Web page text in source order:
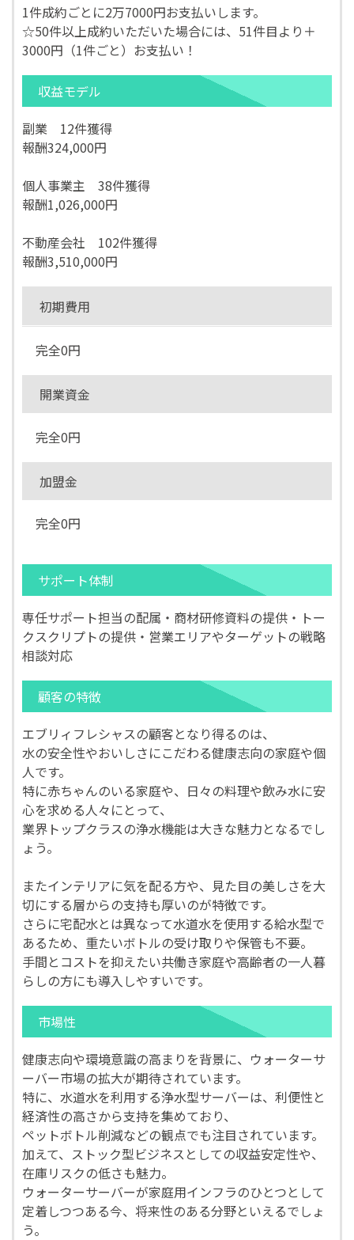
1件成約ごとに2万7000円お支払いします。
☆50件以上成約いただいた場合には、51件目より＋
3000円（1件ごと）お支払い！
収益モデル
副業 12件獲得
報酬324,000円
個人事業主 38件獲得
報酬1,026,000円
不動産会社 102件獲得
報酬3,510,000円
初期費用
完全0円
開業資金
完全0円
加盟金
完全0円
サポート体制
専任サポート担当の配属・商材研修資料の提供・トー
クスクリプトの提供・営業エリアやターゲットの戦略
相談対応
顧客の特徴
エブリィフレシャスの顧客となり得るのは、
水の安全性やおいしさにこだわる健康志向の家庭や個
人です。
特に赤ちゃんのいる家庭や、日々の料理や飲み水に安
心を求める人々にとって、
業界トップクラスの浄水機能は大きな魅力となるでし
ょう。
またインテリアに気を配る方や、見た目の美しさを大
切にする層からの支持も厚いのが特徴です。
さらに宅配水とは異なって水道水を使用する給水型で
あるため、重たいボトルの受け取りや保管も不要。
手間とコストを抑えたい共働き家庭や高齢者の一人暮
らしの方にも導入しやすいです。
市場性
健康志向や環境意識の高まりを背景に、ウォーターサ
ーバー市場の拡大が期待されています。
特に、水道水を利用する浄水型サーバーは、利便性と
経済性の高さから支持を集めており、
ペットボトル削減などの観点でも注目されています。
加えて、ストック型ビジネスとしての収益安定性や、
在庫リスクの低さも魅力。
ウォーターサーバーが家庭用インフラのひとつとして
定着しつつある今、将来性のある分野といえるでしょ
う。